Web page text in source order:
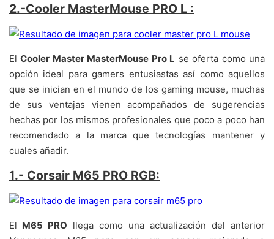
2.-Cooler MasterMouse PRO L :
ElCooler Master MasterMouse Pro L se oferta como una
opción ideal para gamers entusiastas así como aquellos
que se inician en el mundo de los gaming mouse, muchas
de sus ventajas vienen acompañados de sugerencias
hechas por los mismos profesionales que poco a poco han
recomendado a la marca que tecnologías mantener y
cuales añadir.
1.- Corsair M65 PRO RGB:
El M65 PRO llega como una actualización del anterior